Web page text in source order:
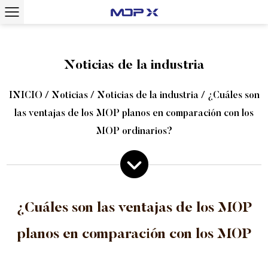
Noticias de la industria
INICIO / Noticias/ Noticias de la industria/ ¿Cuáles son
las ventajas de los MOP planos en comparación con los
MOP ordinarios?
¿Cuáles son las ventajas de los MOP
planos en comparación con los MOP